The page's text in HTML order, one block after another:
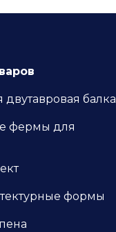
балка
фермы для
формы